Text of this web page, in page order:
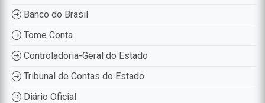
Banco do Brasil
Tome Conta
Controladoria-Geral do Estado
Tribunal de Contas do Estado
Diário Oficial